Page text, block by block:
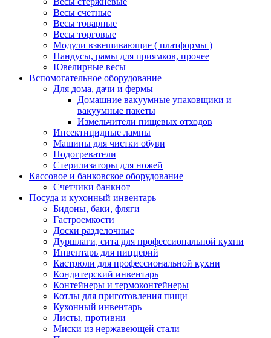
Весы счетные
Весы товарные
Весы торговые
Модули взвешивающие ( платформы )
Пандусы, рамы для приямков, прочее
Ювелирные весы
Вспомогательное оборудование
Для дома, дачи и фермы
Домашние вакуумные упаковщики и
вакуумные пакеты
Измельчители пищевых отходов
Инсектицидные лампы
Машины для чистки обуви
Подогреватели
Стерилизаторы для ножей
Кассовое и банковское оборудование
Счетчики банкнот
Посуда и кухонный инвентарь
Бидоны, баки, фляги
Гастроемкости
Доски разделочные
Дуршлаги, сита для профессиональной кухни
Инвентарь для пиццерий
Кастрюли для профессиональной кухни
Кондитерский инвентарь
Контейнеры и термоконтейнеры
Котлы для приготовления пищи
Кухонный инвентарь
Листы, противни
Миски из нержавеющей стали